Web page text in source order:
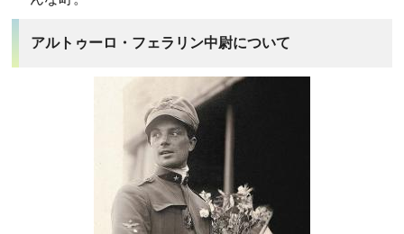
アルトゥーロ・フェラリン中尉について